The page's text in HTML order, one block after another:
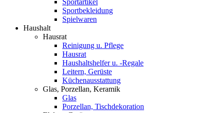
Sportartikel
Sportbekleidung
Spielwaren
Haushalt
Hausrat
Reinigung u. Pflege
Hausrat
Haushaltshelfer u. -Regale
Leitern, Gerüste
Küchenausstattung
Glas, Porzellan, Keramik
Glas
Porzellan, Tischdekoration